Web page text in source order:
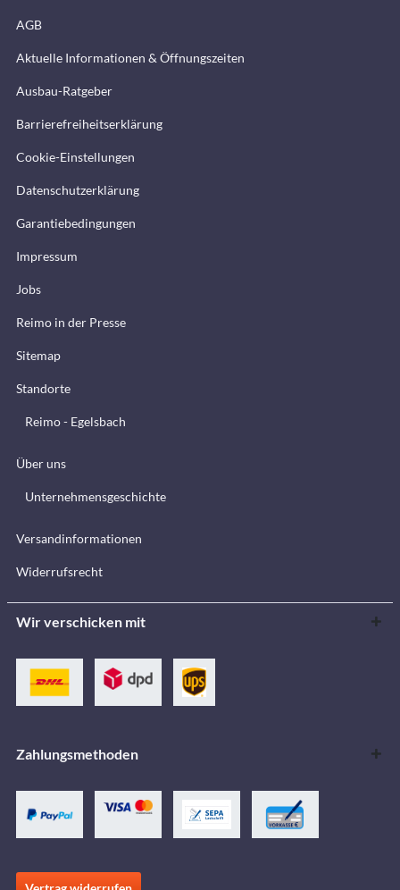
AGB
Aktuelle Informationen & Öffnungszeiten
Ausbau-Ratgeber
Barrierefreiheitserklärung
Cookie-Einstellungen
Datenschutzerklärung
Garantiebedingungen
Impressum
Jobs
Reimo in der Presse
Sitemap
Standorte
Reimo - Egelsbach
Über uns
Unternehmensgeschichte
Versandinformationen
Widerrufsrecht
Wir verschicken mit
Zahlungsmethoden